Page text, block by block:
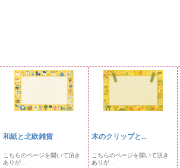
和紙と北欧雑貨
こちらのページを開いて頂き
ありが...
木のクリップと...
こちらのページを開いて頂き
ありが...